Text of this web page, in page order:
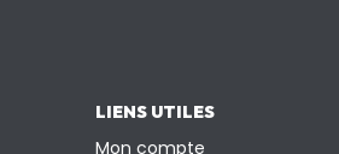
LIENS UTILES
Mon compte